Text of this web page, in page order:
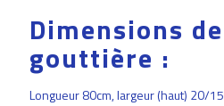
Dimensions
gouttière :
Longueur 80cm, largeur (haut) 20/